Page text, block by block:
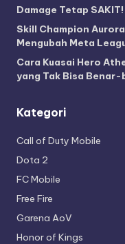
Damage Tetap SAKIT!
Skill Champion
Mengubah Meta
Cara Kuasai Hero
yang Tak Bisa
Kategori
Call of Duty Mobile
Dota 2
FC Mobile
Free Fire
Garena AoV
Honor of Kings